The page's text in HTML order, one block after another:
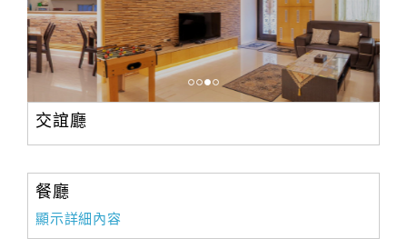
交誼廳
餐廳
顯示詳細內容